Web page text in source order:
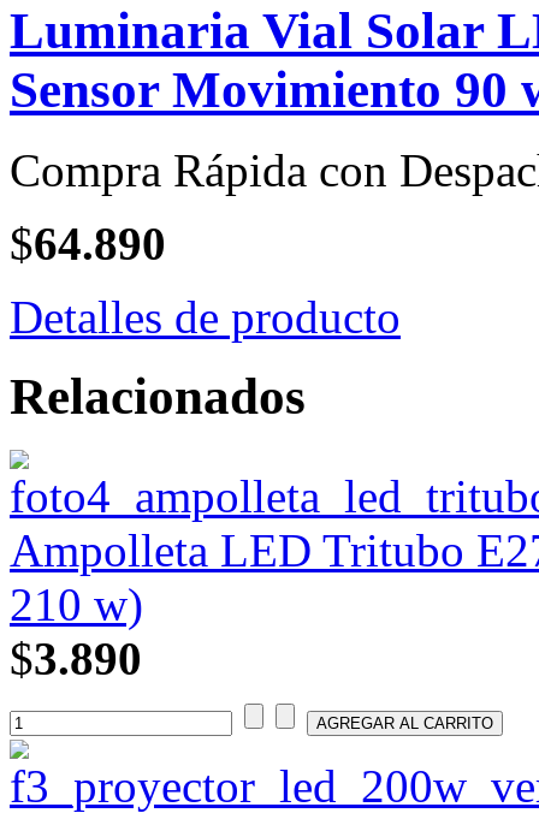
Luminaria Vial Solar
Sensor Movimiento
Compra Rápida con
$64.890
Detalles de producto
Relacionados
Ampolleta LED Tritubo
210 w)
$3.890